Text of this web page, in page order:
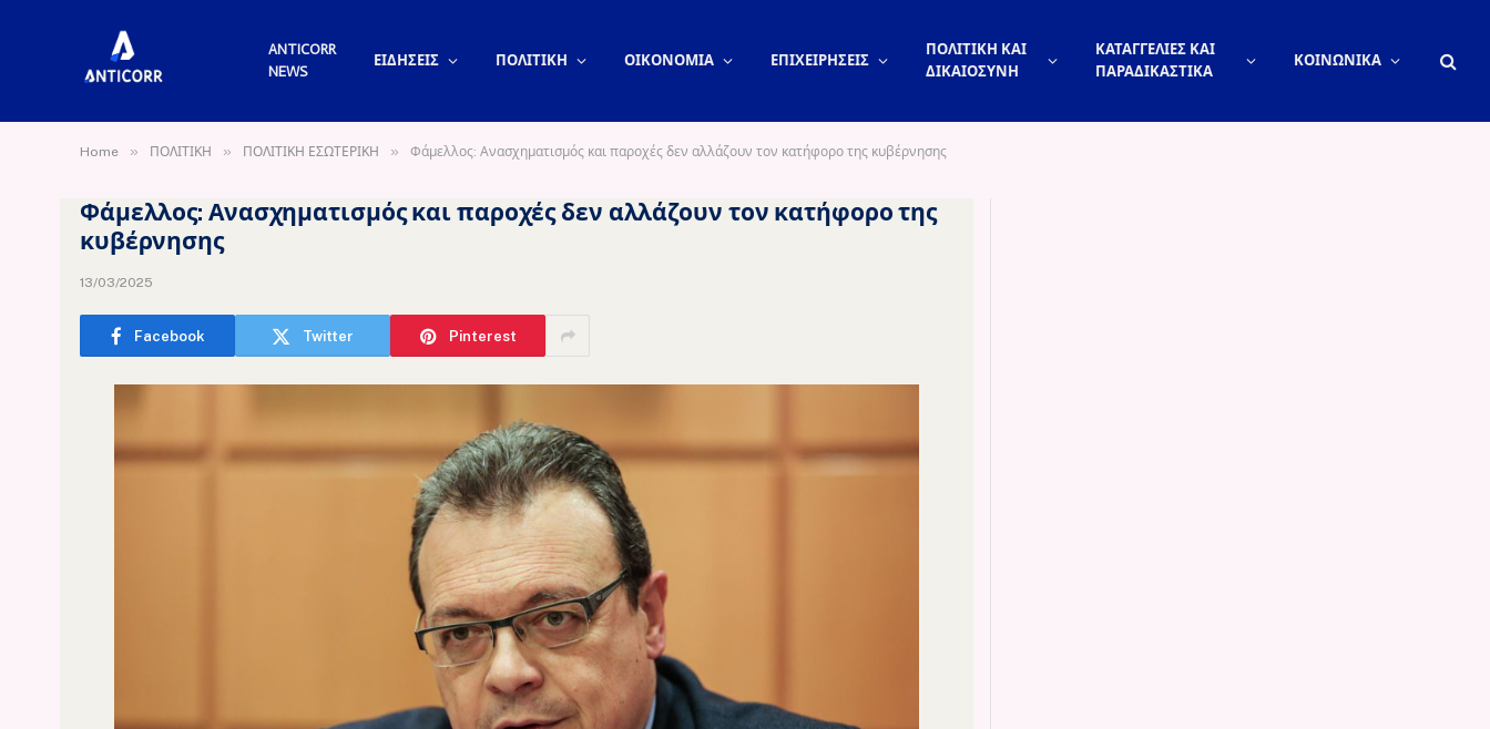
ANTICORR
NEWS
ΕΙΔΗΣΕΙΣ ΠΟΛΙΤΙΚΗ ΟΙΚΟΝΟΜΙΑ ΕΠΙΧΕΙΡΗΣΕΙΣ
ΠΟΛΙΤΙΚΗ ΚΑΙ
ΔΙΚΑΙΟΣΥΝΗ
ΚΑΤΑΓΓΕΛΙΕΣ ΚΑΙ
ΠΑΡΑΔΙΚΑΣΤΙΚΑ
ΚΟΙΝΩΝΙΚΑ
Home » ΠΟΛΙΤΙΚΗ » ΠΟΛΙΤΙΚΗ ΕΣΩΤΕΡΙΚΗ » Φάμελλος: Ανασχηματισμός και παροχές δεν αλλάζουν τον κατήφορο της κυβέρνησης
Φάμελλος: Ανασχηματισμός και παροχές δεν αλλάζουν τον κατήφορο της
κυβέρνησης
13/03/2025
Facebook Twitter Pinterest